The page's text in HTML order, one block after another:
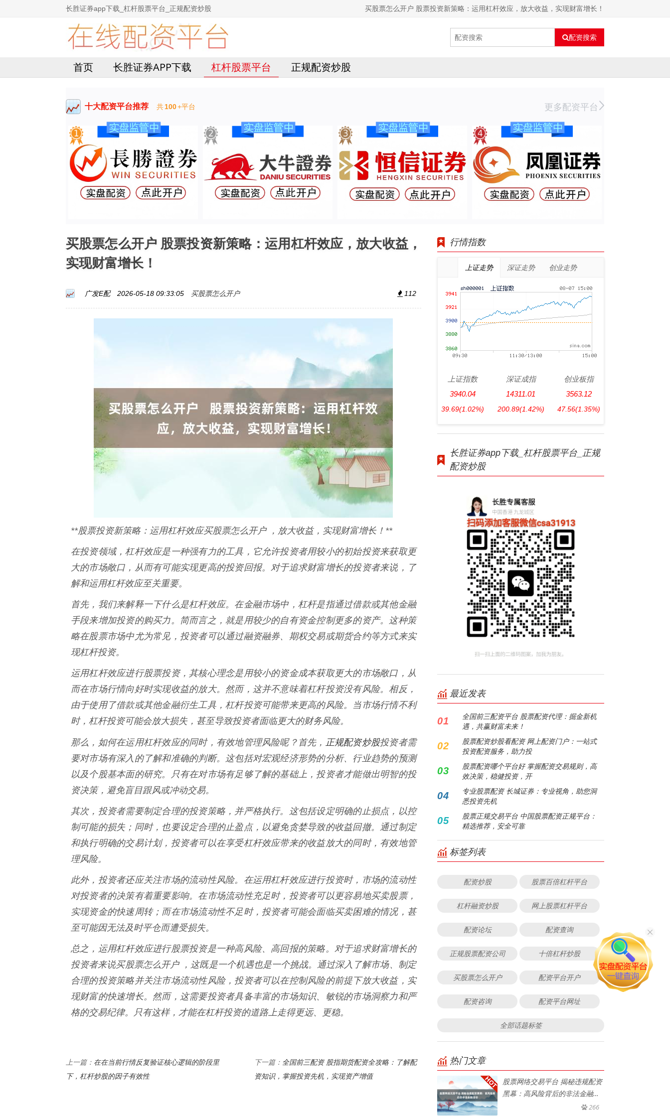
长胜证券app下载_杠杆股票平台_正规配资炒股 买股票怎么开户 股票投资新策略：运用杠杆效应，放大收益，实现财富增长！
配资搜索
首页 长胜证券APP下载 杠杆股票平台 正规配资炒股
十大配资平台推荐 共100+平台 更多配资平台
买股票怎么开户 股票投资新策略：运用杠杆效应，放大收益，
实现财富增长！
广发E配 2026-05-18 09:33:05 买股票怎么开户 112
**股票投资新策略：运用杠杆效应买股票怎么开户 ，放大收益，实现财富增长！**
在投资领域，杠杆效应是一种强有力的工具，它允许投资者用较小的初始投资来获取更
大的市场敞口，从而有可能实现更高的投资回报。对于追求财富增长的投资者来说，了
解和运用杠杆效应至关重要。
首先，我们来解释一下什么是杠杆效应。在金融市场中，杠杆是指通过借款或其他金融
手段来增加投资的购买力。简而言之，就是用较少的自有资金控制更多的资产。这种策
略在股票市场中尤为常见，投资者可以通过融资融券、期权交易或期货合约等方式来实
现杠杆投资。
运用杠杆效应进行股票投资，其核心理念是用较小的资金成本获取更大的市场敞口，从
而在市场行情向好时实现收益的放大。然而，这并不意味着杠杆投资没有风险。相反，
由于使用了借款或其他金融衍生工具，杠杆投资可能带来更高的风险。当市场行情不利
时，杠杆投资可能会放大损失，甚至导致投资者面临更大的财务风险。
那么，如何在运用杠杆效应的同时，有效地管理风险呢？首先， 正规配资炒股投资者需
要对市场有深入的了解和准确的判断。这包括对宏观经济形势的分析、行业趋势的预测
以及个股基本面的研究。只有在对市场有足够了解的基础上，投资者才能做出明智的投
资决策，避免盲目跟风或冲动交易。
其次，投资者需要制定合理的投资策略，并严格执行。这包括设定明确的止损点，以控
制可能的损失；同时，也要设定合理的止盈点，以避免贪婪导致的收益回撤。通过制定
和执行明确的交易计划，投资者可以在享受杠杆效应带来的收益放大的同时，有效地管
理风险。
此外，投资者还应关注市场的流动性风险。在运用杠杆效应进行投资时，市场的流动性
对投资者的决策有着重要影响。在市场流动性充足时，投资者可以更容易地买卖股票，
实现资金的快速周转；而在市场流动性不足时，投资者可能会面临买卖困难的情况，甚
至可能因无法及时平仓而遭受损失。
总之，运用杠杆效应进行股票投资是一种高风险、高回报的策略。对于追求财富增长的
投资者来说买股票怎么开户 ，这既是一个机遇也是一个挑战。通过深入了解市场、制定
合理的投资策略并关注市场流动性风险，投资者可以在控制风险的前提下放大收益，实
现财富的快速增长。然而，这需要投资者具备丰富的市场知识、敏锐的市场洞察力和严
格的交易纪律。只有这样，才能在杠杆投资的道路上走得更远、更稳。
上一篇： 在在当前行情反复验证核心逻辑的阶段里
下，杠杆炒股的因子有效性
下一篇： 全国前三配资 股指期货配资全攻略：了解配
资知识，掌握投资先机，实现资产增值
行情指数
上证走势 深证走势 创业走势
上证指数
3940.04
39.69(1.02%)
深证成指
14311.01
200.89(1.42%)
创业板指
3563.12
47.56(1.35%)
长胜证券app下载_杠杆股票平台_正规
配资炒股
最近发表
01
全国前三配资平台 股票配资代理：掘金新机
遇，共赢财富未来！
02
股票配资炒股看配资 网上配资门户：一站式
投资配资服务，助力投
03
股票配资哪个平台好 掌握配资交易规则，高
效决策，稳健投资，开
04
专业股票配资 长城证券：专业视角，助您洞
悉投资先机
05
股票正规交易平台 中国股票配资正规平台：
精选推荐，安全可靠
标签列表
配资炒股 股票百倍杠杆平台
杠杆融资炒股 网上股票杠杆平台
配资论坛 配资查询
正规股票配资公司 十倍杠杆炒股
买股票怎么开户 配资平台开户
配资咨询 配资平台网址
全部话题标签
热门文章
股票网络交易平台 揭秘违规配资
黑幕：高风险背后的非法金融活
266